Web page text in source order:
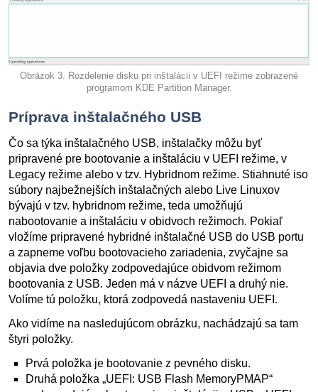
Obrázok 3. Rozdelenie disku pri inštalácii v UEFI režime zobrazené
programom KDE Partition Manager.
Príprava inštalačného USB
Čo sa týka inštalačného USB, inštalačky môžu byť
pripravené pre bootovanie a inštaláciu v UEFI režime, v
Legacy režime alebo v tzv. Hybridnom režime. Stiahnuté iso
súbory najbežnejších inštalačných alebo Live Linuxov
bývajú v tzv. hybridnom režime, teda umožňujú
nabootovanie a inštaláciu v obidvoch režimoch. Pokiaľ
vložíme pripravené hybridné inštalačné USB do USB portu
a zapneme voľbu bootovacieho zariadenia, zvyčajne sa
objavia dve položky zodpovedajúce obidvom režimom
bootovania z USB. Jeden má v názve UEFI a druhý nie.
Volíme tú položku, ktorá zodpovedá nastaveniu UEFI.
Ako vidíme na nasledujúcom obrázku, nachádzajú sa tam
štyri položky.
Prvá položka je bootovanie z pevného disku.
Druhá položka „UEFI: USB Flash MemoryPMAP“